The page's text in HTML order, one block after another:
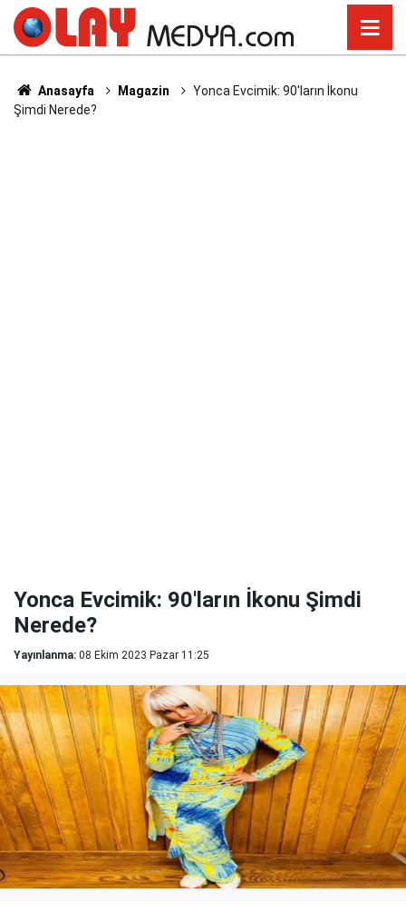
Anasayfa Magazin
Yonca Evcimik: 90'ların İkonu
Şimdi Nerede?
Yonca Evcimik: 90'ların İkonu Şimdi
Nerede?
Yayınlanma: 08 Ekim 2023 Pazar 11:25